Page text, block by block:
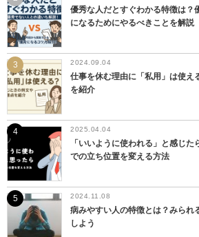
優秀な人だとすぐわかる特徴は？
になるためにやるべきことを解説
2024.09.04
仕事を休む理由に「私用」は使え
を紹介
2025.04.04
「いいように使われる」と感じ
での立ち位置を変える方法
2024.11.08
病みやすい人の特徴とは？みられ
しよう